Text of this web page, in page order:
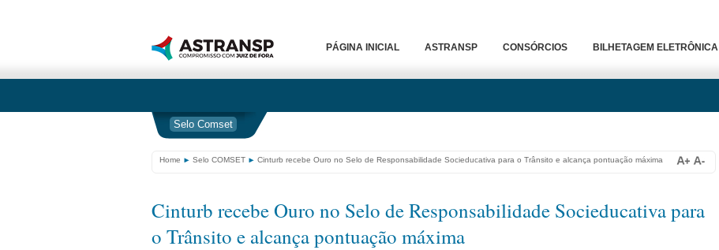
PÁGINA INICIAL ASTRANSP CONSÓRCIOS BILHETAGEM ELETRÔNICA
Selo Comset
Home Selo COMSET Cinturb recebe Ouro no Selo de Responsabilidade Socieducativa para o Trânsito e alcança pontuação máxima
Cinturb recebe Ouro no Selo de Responsabilidade Socieducativa para
o Trânsito e alcança pontuação máxima